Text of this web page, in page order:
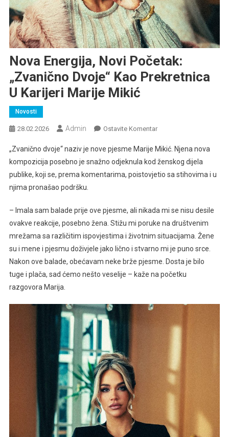
Nova Energija, Novi Početak:
„Zvanično Dvoje“ Kao Prekretnica
U Karijeri Marije Mikić
Novosti
28.02.2026 Admin Ostavite KomentarNa
Energija,
Novi
Početak:
Kao
Prekretnica
U
Karijeri
Marije
Mikić
„Zvanično dvoje“ naziv je nove pjesme Marije Mikić. Njena nova
kompozicija posebno je snažno odjeknula kod ženskog dijela
publike, koji se, prema komentarima, poistovjetio sa stihovima i u
njima pronašao podršku.
– Imala sam balade prije ove pjesme, ali nikada mi se nisu desile
ovakve reakcije, posebno žena. Stižu mi poruke na društvenim
mrežama sa različitim ispovjestima i životnim situacijama. Žene
su i mene i pjesmu doživjele jako lično i stvarno mi je puno srce.
Nakon ove balade, obećavam neke brže pjesme. Dosta je bilo
tuge i plača, sad ćemo nešto veselije – kaže na početku
razgovora Marija.